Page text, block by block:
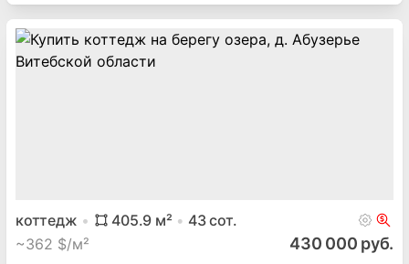
коттедж 405.9 м² 43сот.
~362 $/м² 430 000 руб.